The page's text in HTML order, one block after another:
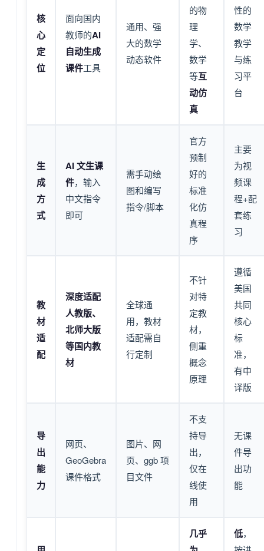
核
心
定
位
面向国内
教师的AI
自动生成
课件工具
通用、强
大的数学
动态软件
的物
理
学、
数学
等互
动仿
真
性的
数学
教学
与练
习平
台
生
成
方
式
AI 文生课
件，输入
中文指令
即可
需手动绘
图和编写
指令/脚本
官方
预制
好的
标准
化仿
真程
序
主要
为视
频课
程+配
套练
习
教
材
适
配
深度适配
人教版、
北师大版
等国内教
材
全球通
用，教材
适配需自
行定制
不针
对特
定教
材，
侧重
概念
原理
遵循
美国
共同
核心
标
准，
有中
译版
导
出
能
力
网页、
GeoGebra
课件格式
图片、网
页、ggb 项
目文件
不支
持导
出，
仅在
线使
用
无课
件导
出功
能
几乎
低，